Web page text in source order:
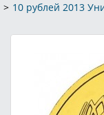
10 рублей 2013